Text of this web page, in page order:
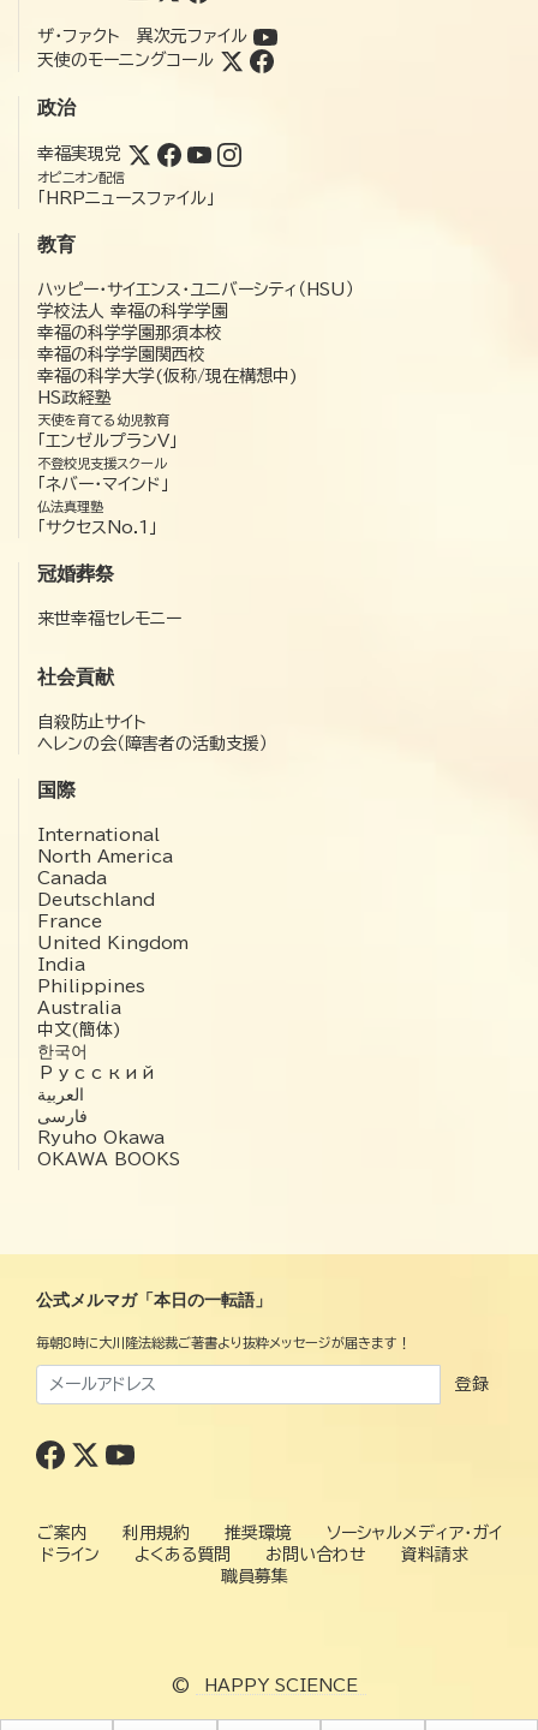
ザ・ファクト 異次元ファイル
天使のモーニングコール
政治
幸福実現党
オピニオン配信
「HRPニュースファイル」
教育
ハッピー・サイエンス・ユニバーシティ（HSU）
学校法人 幸福の科学学園
幸福の科学学園那須本校
幸福の科学学園関西校
幸福の科学大学(仮称/現在構想中)
HS政経塾
天使を育てる幼児教育
「エンゼルプランV」
不登校児支援スクール
「ネバー・マインド」
仏法真理塾
「サクセスNo.1」
冠婚葬祭
来世幸福セレモニー
社会貢献
自殺防止サイト
ヘレンの会（障害者の活動支援）
国際
International
North America
Canada
Deutschland
France
United Kingdom
India
Philippines
Australia
中文(簡体)
한국어
Русский
العربية‏
فارسی
Ryuho Okawa
OKAWA BOOKS
公式メルマガ「本日の一転語」
毎朝8時に大川隆法総裁ご著書より抜粋メッセージが届きます！
登録
ご案内 利用規約 推奨環境
ソーシャルメディア・ガイ
ドライン
よくある質問 お問い合わせ
資料請求
職員募集
© HAPPY SCIENCE